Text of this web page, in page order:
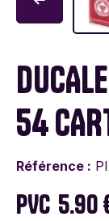
54
Référence :
PVC 5.90